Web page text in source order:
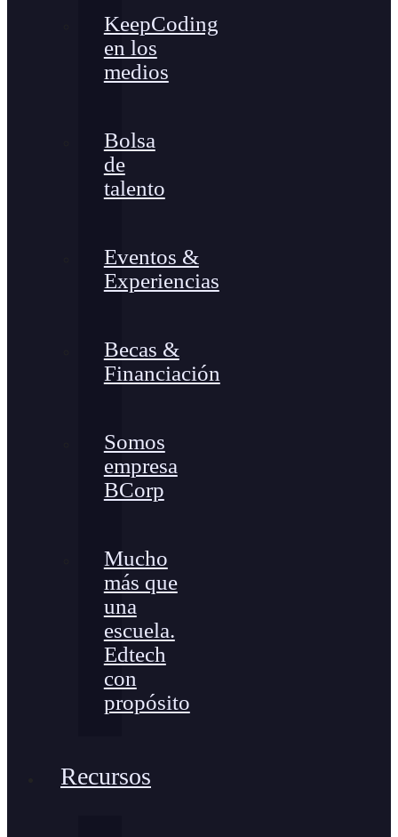
KeepCoding
en los
medios
Bolsa
de
talento
Eventos &
Experiencias
Becas &
Financiación
Somos
empresa
BCorp
Mucho
más que
una
escuela.
Edtech
con
propósito
Recursos